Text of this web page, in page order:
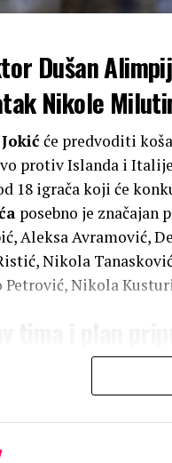
Dušan
Nikole
će predvoditi
protiv Islanda i
18 igrača koji će
posebno je značajan
Aleksa Avramović,
Nikola
Nikola
reprezentacije Srbije
dve prijateljske
a druga tri dana